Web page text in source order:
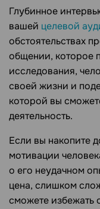
Глубинное
вашей целевой
обстоятельствах
общении, которое
исследования,
своей жизни и
которой вы
деятельность.
Если вы накопите
мотивации
о его неудачном
цена, слишком
сможете избежать